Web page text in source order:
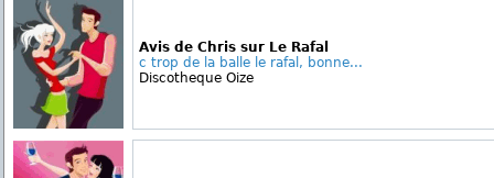
Avis de Chris sur Le Rafal
c trop de la balle le rafal, bonne...
Discotheque Oize